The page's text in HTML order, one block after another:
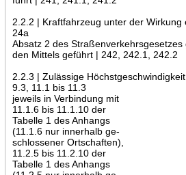
2.2.2 | Kraftfahrzeug unter der Wirkung
24a
Absatz 2 des
den Mittels geführt | 242, 242.1, 242.2
2.2.3 | Zulässige
9.3, 11.1 bis 11.3
jeweils in Verbindung mit
11.1.6 bis 11.1.10 der
Tabelle 1 des Anhangs
(11.1.6 nur innerhalb ge-
schlossener Ortschaften),
11.2.5 bis 11.2.10 der
Tabelle 1 des Anhangs